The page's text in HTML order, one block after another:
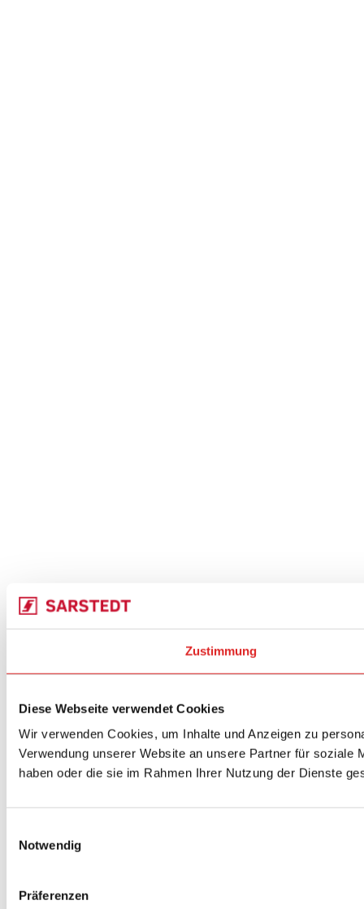
Zustimmung
Diese Webseite verwendet Cookies
Wir verwenden Cookies, um Inhalte und Anzeigen zu
Verwendung unserer Website an unsere Partner für soziale
haben oder die sie im Rahmen Ihrer Nutzung der Dienste
Notwendig
Präferenzen